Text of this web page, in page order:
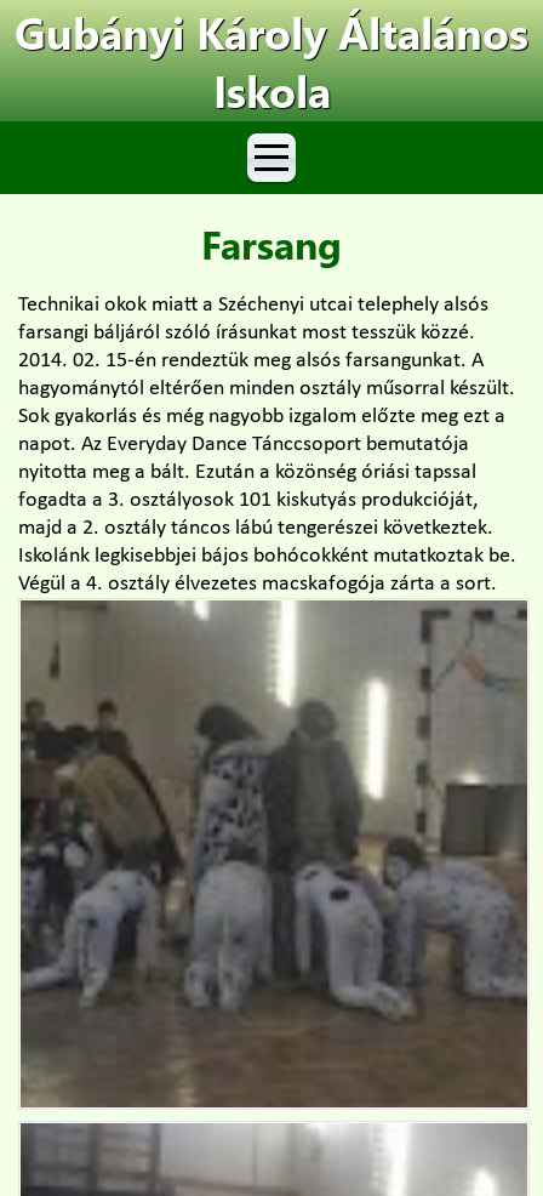
Gubányi Károly Általános
Iskola
Farsang
Technikai okok miatt a Széchenyi utcai telephely alsós
farsangi báljáról szóló írásunkat most tesszük közzé.
2014. 02. 15-én rendeztük meg alsós farsangunkat. A
hagyománytól eltérően minden osztály műsorral készült.
Sok gyakorlás és még nagyobb izgalom előzte meg ezt a
napot. Az Everyday Dance Tánccsoport bemutatója
nyitotta meg a bált. Ezután a közönség óriási tapssal
fogadta a 3. osztályosok 101 kiskutyás produkcióját,
majd a 2. osztály táncos lábú tengerészei következtek.
Iskolánk legkisebbjei bájos bohócokként mutatkoztak be.
Végül a 4. osztály élvezetes macskafogója zárta a sort.